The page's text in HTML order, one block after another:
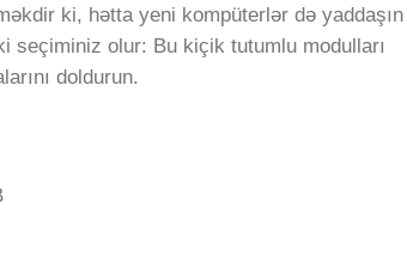
ki, hətta yeni kompüterlər də yaddaşın
seçiminiz olur: Bu kiçik tutumlu modulları
doldurun.